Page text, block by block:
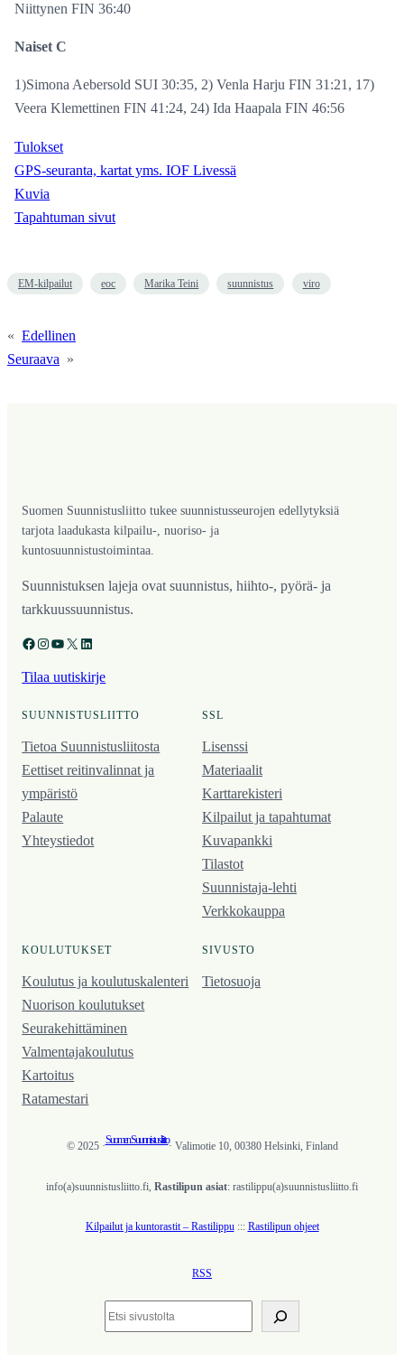
Niittynen FIN 36:40
Naiset C
1)Simona Aebersold SUI 30:35, 2) Venla Harju FIN 31:21, 17)
Veera Klemettinen FIN 41:24, 24) Ida Haapala FIN 46:56
Tulokset
GPS-seuranta, kartat yms. IOF Livessä
Kuvia
Tapahtuman sivut
EM-kilpailut eoc Marika Teini suunnistus viro
« Edellinen
Seuraava »
Suomen Suunnistusliitto tukee suunnistusseurojen edellytyksiä
tarjota laadukasta kilpailu-, nuoriso- ja
kuntosuunnistustoimintaa.
Suunnistuksen lajeja ovat suunnistus, hiihto-, pyörä- ja
tarkkuussuunnistus.
Facebook Instagram YouTube X LinkedIn
Tilaa uutiskirje
SUUNNISTUSLIITTO
Tietoa Suunnistusliitosta
Eettiset reitinvalinnat ja
ympäristö
Palaute
Yhteystiedot
SSL
Lisenssi
Materiaalit
Karttarekisteri
Kilpailut ja tapahtumat
Kuvapankki
Tilastot
Suunnistaja-lehti
Verkkokauppa
KOULUTUKSET
Koulutus ja koulutus­kalenteri
Nuorison koulutukset
Seura­kehittäminen
Valmentaja­koulutus
Kartoitus
Ratamestari
SIVUSTO
Tietosuoja
© 2025 ·
Suomen Suunnistusliitto
· Valimotie 10, 00380 Helsinki, Finland
info(a)suunnistusliitto.fi, Rastilipun asiat: rastilippu(a)suunnistusliitto.fi
Kilpailut ja kuntorastit – Rastilippu::: Rastilipun ohjeet
RSS
Etsi